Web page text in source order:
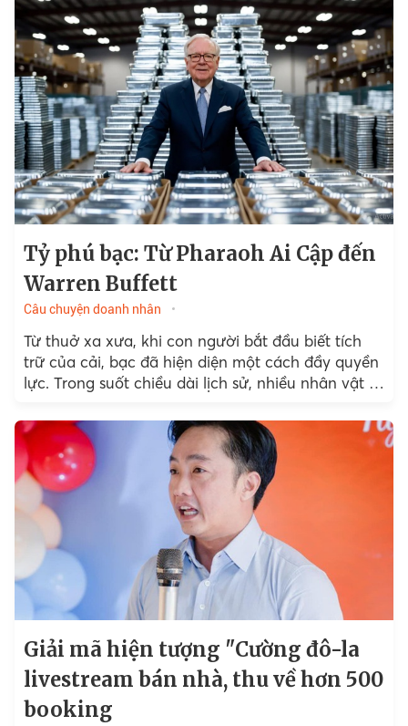
Tỷ phú bạc: Từ Pharaoh Ai Cập đến
Warren Buffett
Câu chuyện doanh nhân
Từ thuở xa xưa, khi con người bắt đầu biết tích
trữ của cải, bạc đã hiện diện một cách đầy quyền
lực. Trong suốt chiều dài lịch sử, nhiều nhân vật vĩ
Giải mã hiện tượng "Cường đô-la
livestream bán nhà, thu về hơn 500
booking